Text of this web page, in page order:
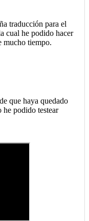
traducción para el
cual he podido hacer
mucho tiempo.
que haya quedado
he podido testear